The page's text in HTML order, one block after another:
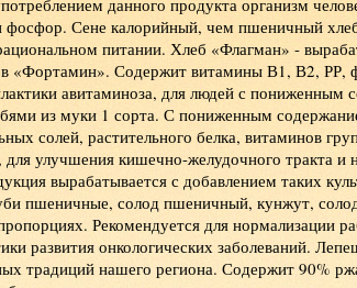
данного продукта организм
Сене калорийный, чем пшеничный
питании. Хлеб «Флагман» -
«Фортамин». Содержит витамины В1, В2, РР,
авитаминоза, для людей с пониженным
из муки 1 сорта. С пониженным
солей, растительного белка, витаминов
улучшения кишечно-желудочного тракта и
вырабатывается с добавлением таких
пшеничные, солод пшеничный, кунжут,
Рекомендуется для нормализации
развития онкологических заболеваний.
традиций нашего региона. Содержит 90%